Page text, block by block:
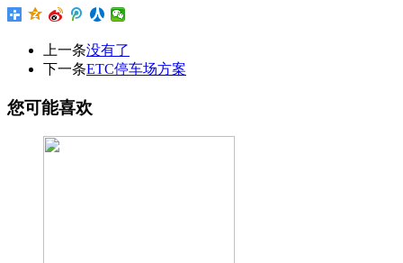
上一条没有了
下一条ETC停车场方案
您可能喜欢